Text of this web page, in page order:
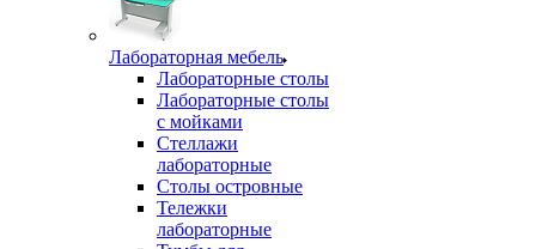
Лабораторная мебель
Лабораторные столы
Лабораторные столы
с мойками
Стеллажи
лабораторные
Столы островные
Тележки
лабораторные